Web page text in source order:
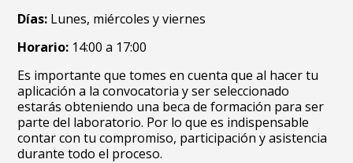
Días: Lunes, miércoles y viernes
Horario: 14:00 a 17:00
Es importante que tomes en cuenta que al hacer tu
aplicación a la convocatoria y ser seleccionado
estarás obteniendo una beca de formación para ser
parte del laboratorio. Por lo que es indispensable
contar con tu compromiso, participación y asistencia
durante todo el proceso.